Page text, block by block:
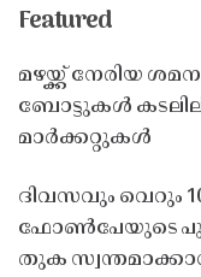
Featured
മഴയ്ക്ക് നേരിയ
ബോട്ടുകൾ
മാർക്കറ്റുകൾ
ദിവസവും വെറും
ഫോൺപേയുടെ
തുക